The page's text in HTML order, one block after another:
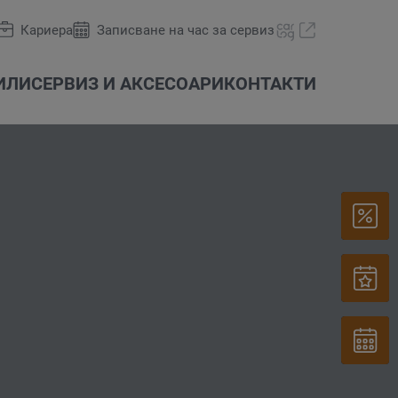
СЕРВИЗ И АКСЕСОАРИКОНТАКТИ
Кариера Записване на час за сервиз